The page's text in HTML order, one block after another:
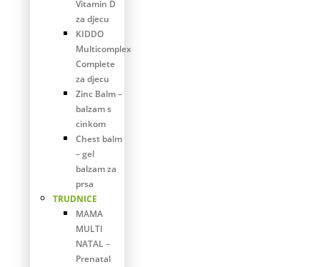
Vitamin D
za djecu
KIDDO
Multicomplex
Complete
za djecu
Zinc Balm –
balzam s
cinkom
Chest balm
– gel
balzam za
prsa
TRUDNICE
MAMA
MULTI
NATAL –
Prenatal